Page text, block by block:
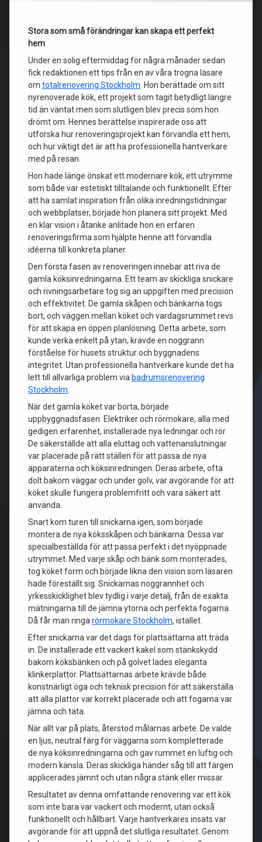
Stora som små förändringar kan skapa ett perfekt
hem
Under en solig eftermiddag för några månader sedan
fick redaktionen ett tips från en av våra trogna läsare
om totalrenovering Stockholm . Hon berättade om sitt
nyrenoverade kök, ett projekt som tagit betydligt längre
tid än väntat men som slutligen blev precis som hon
drömt om. Hennes berättelse inspirerade oss att
utforska hur renoveringsprojekt kan förvandla ett hem,
och hur viktigt det är att ha professionella hantverkare
med på resan.
Hon hade länge önskat ett modernare kök, ett utrymme
som både var estetiskt tilltalande och funktionellt. Efter
att ha samlat inspiration från olika inredningstidningar
och webbplatser, började hon planera sitt projekt. Med
en klar vision i åtanke anlitade hon en erfaren
renoveringsfirma som hjälpte henne att förvandla
idéerna till konkreta planer.
Den första fasen av renoveringen innebar att riva de
gamla köksinredningarna. Ett team av skickliga snickare
och rivningsarbetare tog sig an uppgiften med precision
och effektivitet. De gamla skåpen och bänkarna togs
bort, och väggen mellan köket och vardagsrummet revs
för att skapa en öppen planlösning. Detta arbete, som
kunde verka enkelt på ytan, krävde en noggrann
förståelse för husets struktur och byggnadens
integritet. Utan professionella hantverkare kunde det ha
lett till allvarliga problem via badrumsrenovering
Stockholm
När det gamla köket var borta, började
uppbyggnadsfasen. Elektriker och rörmokare, alla med
gedigen erfarenhet, installerade nya ledningar och rör.
De säkerställde att alla eluttag och vattenanslutningar
var placerade på rätt ställen för att passa de nya
apparaterna och köksinredningen. Deras arbete, ofta
dolt bakom väggar och under golv, var avgörande för att
köket skulle fungera problemfritt och vara säkert att
använda.
Snart kom turen till snickarna igen, som började
montera de nya köksskåpen och bänkarna. Dessa var
specialbeställda för att passa perfekt i det nyöppnade
utrymmet. Med varje skåp och bänk som monterades,
tog köket form och började likna den vision som läsaren
hade föreställt sig. Snickarnas noggrannhet och
yrkesskicklighet blev tydlig i varje detalj, från de exakta
mätningarna till de jämna ytorna och perfekta fogarna.
Då får man ringa rörmokare Stockholm, istället.
Efter snickarna var det dags för plattsättarna att träda
in. De installerade ett vackert kakel som stänkskydd
bakom köksbänken och på golvet lades eleganta
klinkerplattor. Plattsättarnas arbete krävde både
konstnärligt öga och teknisk precision för att säkerställa
att alla plattor var korrekt placerade och att fogarna var
jämna och täta.
När allt var på plats, återstod målarnas arbete. De valde
en ljus, neutral färg för väggarna som kompletterade
de nya köksinredningarna och gav rummet en luftig och
modern känsla. Deras skickliga händer såg till att färgen
applicerades jämnt och utan några stänk eller missar.
Resultatet av denna omfattande renovering var ett kök
som inte bara var vackert och modernt, utan också
funktionellt och hållbart. Varje hantverkares insats var
avgörande för att uppnå det slutliga resultatet. Genom